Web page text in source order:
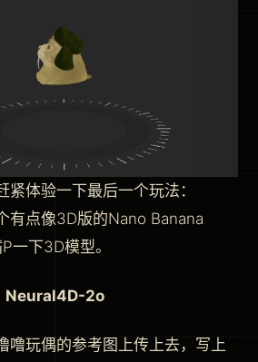
体验一下最后一个玩法：
有点像3D版的Nano Banana
一下3D模型。
Neural4D-2o
噜玩偶的参考图上传上去，写上